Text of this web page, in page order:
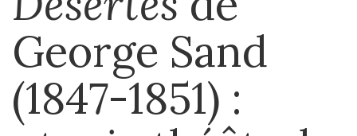
George Sand
(1847-1851) :